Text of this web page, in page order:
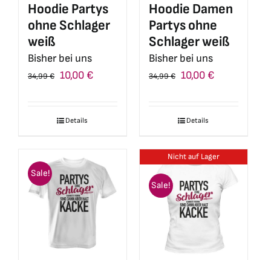
der
Produktseite
werden
Hoodie Partys
ohne Schlager
weiß
Bisher bei uns
34,99€ Ursprünglicher
34,99 €
10,00 €Aktueller
Details
Hoodie Damen
Partys ohne
Schlager weiß
Bisher bei uns
34,99€ Ursprünglicher
34,99 €
10,00 €Aktueller
Details
Sale!
Nicht auf Lager
Sale!